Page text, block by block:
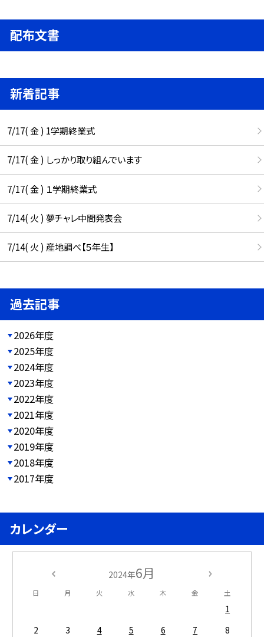
配布文書
新着記事
7/17( 金 ) 1学期終業式
7/17( 金 ) しっかり取り組んでいます
7/17( 金 ) １学期終業式
7/14( 火 ) 夢チャレ中間発表会
7/14( 火 ) 産地調べ【５年生】
過去記事
2026年度
2025年度
2024年度
2023年度
2022年度
2021年度
2020年度
2019年度
2018年度
2017年度
カレンダー
2024年6月
日 月 火 水 木 金 土
1
2
3 4 5 6 7
8